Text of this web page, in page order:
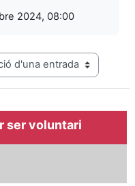
2024, 08:00
navigation
ser voluntari